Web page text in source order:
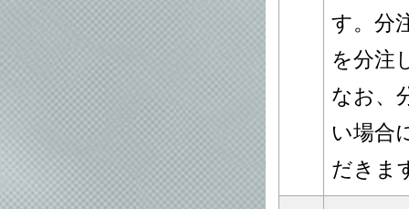
す。分
を分注
なお、
い場合
だきま